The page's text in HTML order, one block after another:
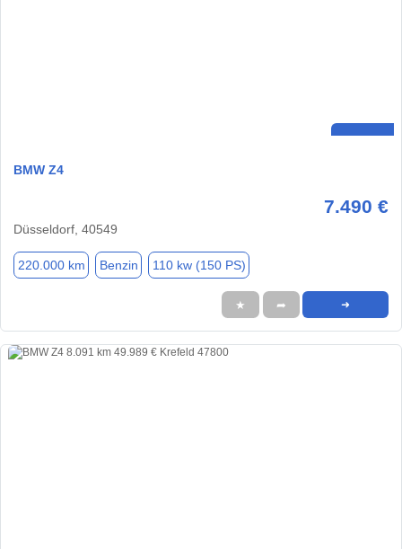
BMW Z4
7.490 €
Düsseldorf, 40549
220.000 km Benzin 110 kw (150 PS)
★ ➦ ➜